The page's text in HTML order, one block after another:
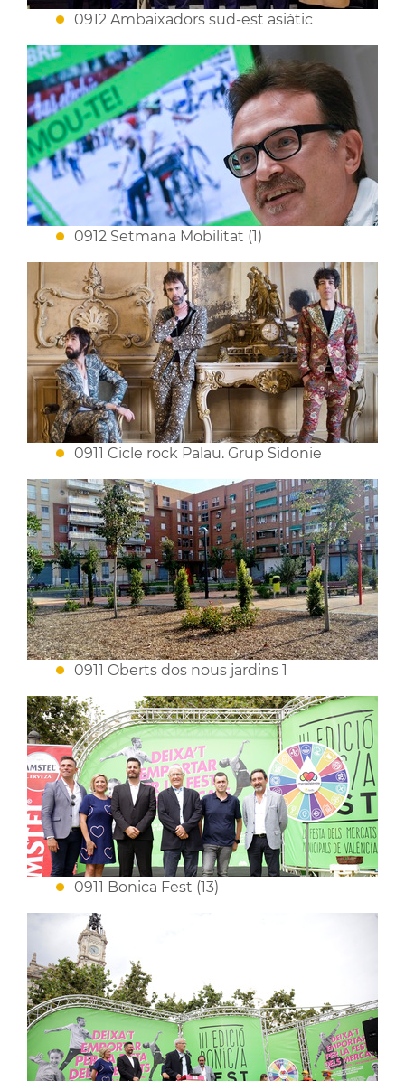
0912 Ambaixadors sud-est asiàtic
0912 Setmana Mobilitat (1)
0911 Cicle rock Palau. Grup Sidonie
0911 Oberts dos nous jardins 1
0911 Bonica Fest (13)